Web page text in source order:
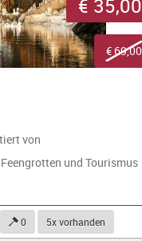
von
und Tourismus
0 5x vorhanden
€ 35,00
€ 69,00